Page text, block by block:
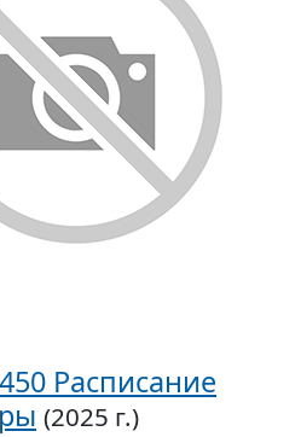
Расписание
(2025 г.)